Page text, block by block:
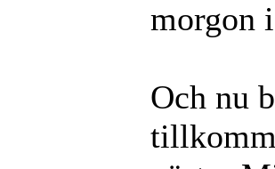
morgon
Och nu